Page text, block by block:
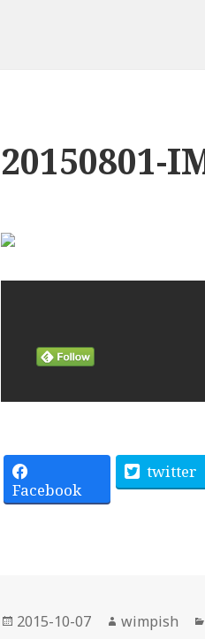
20150801-
Facebook
twitter
投
2015-10-07
作
wimpish